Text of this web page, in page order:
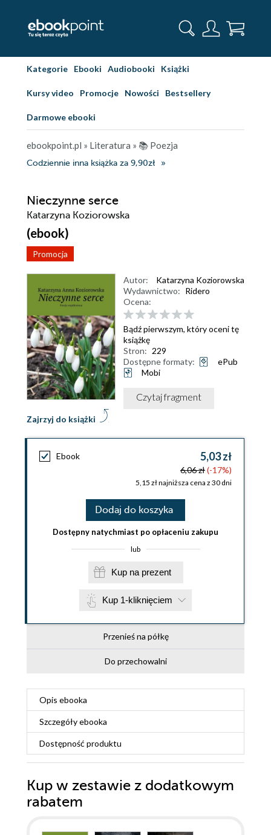
Kategorie Ebooki Audiobooki Książki
Kursy video Promocje Nowości Bestsellery
Darmowe ebooki
ebookpoint.pl » Literatura » 📚 Poezja
Codziennie inna książka za 9,90zł
Nieczynne serce
Katarzyna Koziorowska
(ebook)
Promocja
Zajrzyj do książki
Autor:
Katarzyna Koziorowska
Wydawnictwo: Ridero
Ocena:
Bądź pierwszym, który oceni tę
książkę
Stron: 229
Dostępne formaty:
ePub
Mobi
Czytaj fragment
Ebook 5,03 zł
6,06 zł(-17%)
5,15 zł najniższa cena z 30 dni
Dodaj do koszyka
Dostępny natychmiast po opłaceniu zakupu
lub
Kup na prezent
Kup 1-kliknięciem
Przenieś na półkę
Do przechowalni
Opis ebooka
Szczegółyebooka
Dostępność produktu
Kup w zestawie z dodatkowym
rabatem